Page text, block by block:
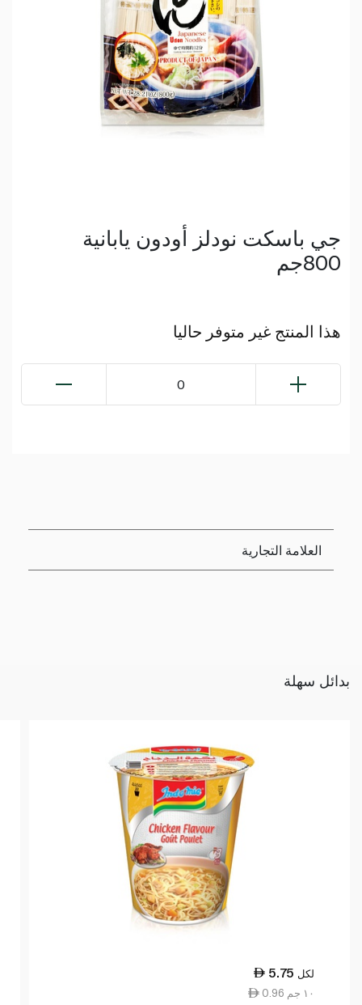
جي باسكت نودلز أودون يابانية
800جم
هذا المنتج غير متوفر حاليا
0
العلامة التجارية
بدائل سهلة
5.75 لكل
0.96 ١٠ جم